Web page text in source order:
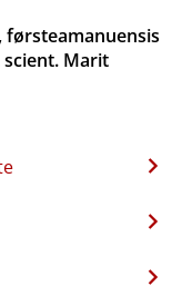
førsteamanuensis
Marit